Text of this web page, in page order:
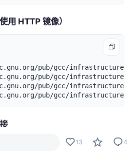
用 HTTP 镜像）
pub/gcc/infrastructure/
pub/gcc/infrastructure/
pub/gcc/infrastructure/
pub/gcc/infrastructure/
13 4